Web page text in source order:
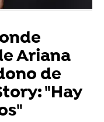
Ariana
de
"Hay